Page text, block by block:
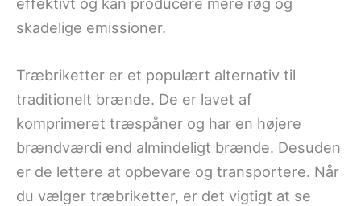
skadelige emissioner.
Træbriketter er et populært alternativ til
traditionelt brænde. De er lavet af
komprimeret træspåner og har en højere
brændværdi end almindeligt brænde. Desuden
er de lettere at opbevare og transportere. Når
du vælger træbriketter, er det vigtigt at se